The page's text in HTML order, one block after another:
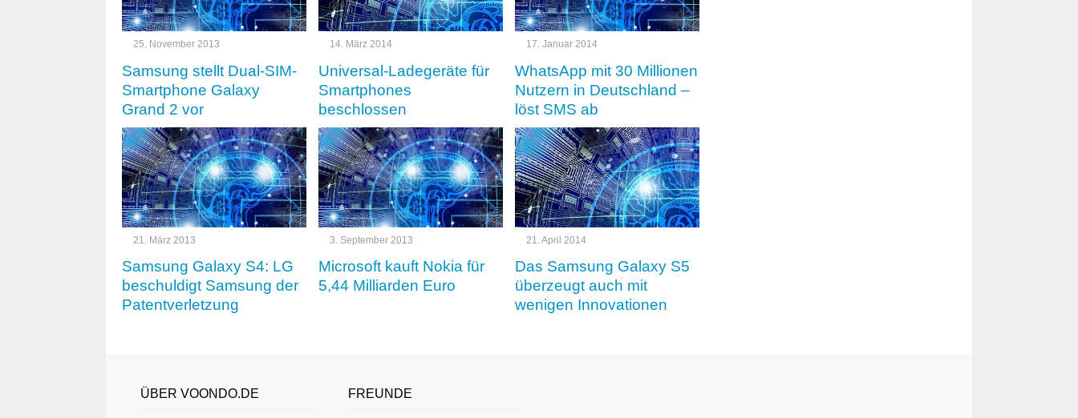
25. November 2013
Samsung stellt Dual-SIM-
Smartphone Galaxy
Grand 2 vor
14. März 2014
Universal-Ladegeräte für
Smartphones
beschlossen
17. Januar 2014
WhatsApp mit 30 Millionen
Nutzern in Deutschland –
löst SMS ab
21. März 2013
Samsung Galaxy S4: LG
beschuldigt Samsung der
Patentverletzung
3. September 2013
Microsoft kauft Nokia für
5,44 Milliarden Euro
21. April 2014
Das Samsung Galaxy S5
überzeugt auch mit
wenigen Innovationen
ÜBER VOONDO.DE FREUNDE